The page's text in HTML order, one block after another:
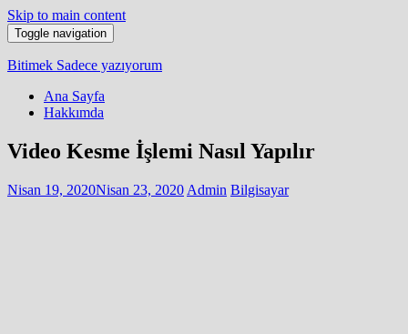
Skip to main content
Toggle navigation
Bitimek Sadece yazıyorum
Ana Sayfa
Hakkımda
Video Kesme İşlemi Nasıl Yapılır
Nisan 19, 2020Nisan 23, 2020 Admin Bilgisayar